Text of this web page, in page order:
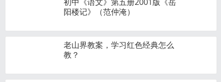
阳楼记》（范仲淹）
老山界教案，学习红色经典怎么
教？